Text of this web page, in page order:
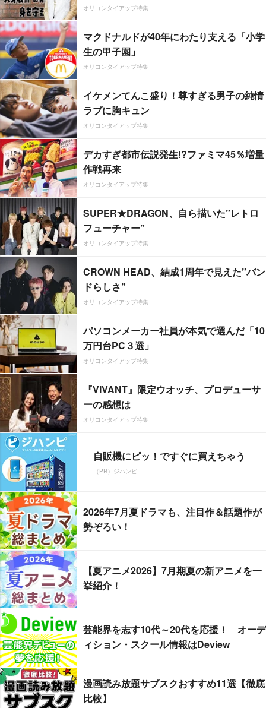
オリコンタイアップ特集
マクドナルドが40年にわたり支える「小学
生の甲子園」
オリコンタイアップ特集
イケメンてんこ盛り！尊すぎる男子の純情
ラブに胸キュン
オリコンタイアップ特集
デカすぎ都市伝説発生!?ファミマ45％増量
作戦再来
オリコンタイアップ特集
SUPER★DRAGON、自ら描いた”レトロ
フューチャー”
オリコンタイアップ特集
CROWN HEAD、結成1周年で見えた”バン
ドらしさ”
オリコンタイアップ特集
パソコンメーカー社員が本気で選んだ「10
万円台PC３選」
オリコンタイアップ特集
『VIVANT』限定ウオッチ、プロデューサ
ーの感想は
オリコンタイアップ特集
自販機にピッ！ですぐに買えちゃう
（PR）ジハンピ
2026年7月夏ドラマも、注目作＆話題作が
勢ぞろい！
【夏アニメ2026】7月期夏の新アニメを一
挙紹介！
芸能界を志す10代～20代を応援！ オーデ
ィション・スクール情報はDeview
漫画読み放題サブスクおすすめ11選【徹底
比較】